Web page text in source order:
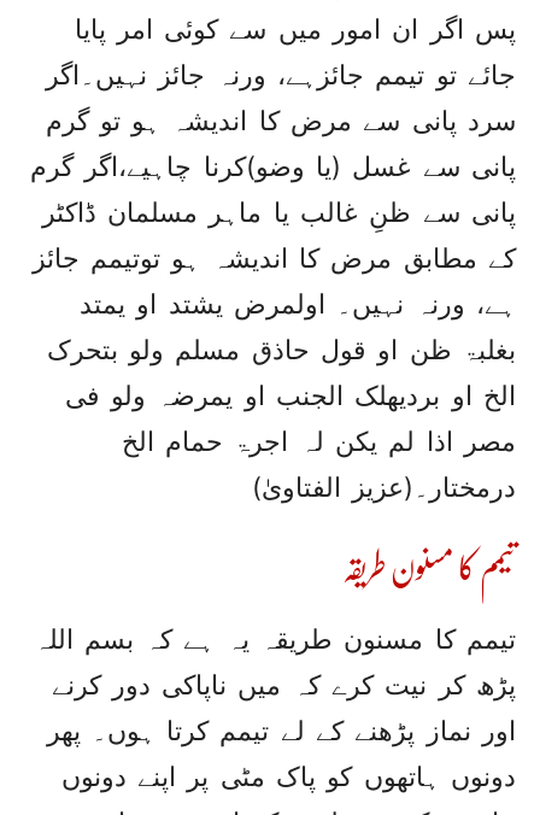
پس اگر ان امور میں سے کوئی امر پایا
جائے تو تیمم جائزہے، ورنہ جائز نہیں۔اگر
سرد پانی سے مرض کا اندیشہ ہو تو گرم
پانی سے غسل (یا وضو)کرنا چاہیے،اگر گرم
پانی سے ظنِ غالب یا ماہر مسلمان ڈاکٹر
کے مطابق مرض کا اندیشہ ہو توتیمم جائز
ہے، ورنہ نہیں۔ اولمرض یشتد او یمتد
بغلبۃ ظن او قول حاذق مسلم ولو بتحرک
الخ او بردیھلک الجنب او یمرضہ ولو فی
مصر اذا لم یکن لہ اجرۃ حمام الخ
درمختار۔(عزیز الفتاویٰ)
تیمم کا مسنون طریقہ
تیمم کا مسنون طریقہ یہ ہے کہ بسم اللہ
پڑھ کر نیت کرے کہ میں ناپاکی دور کرنے
اور نماز پڑھنے کے لے تیمم کرتا ہوں۔ پھر
دونوں ہاتھوں کو پاک مٹی پر اپنے دونوں